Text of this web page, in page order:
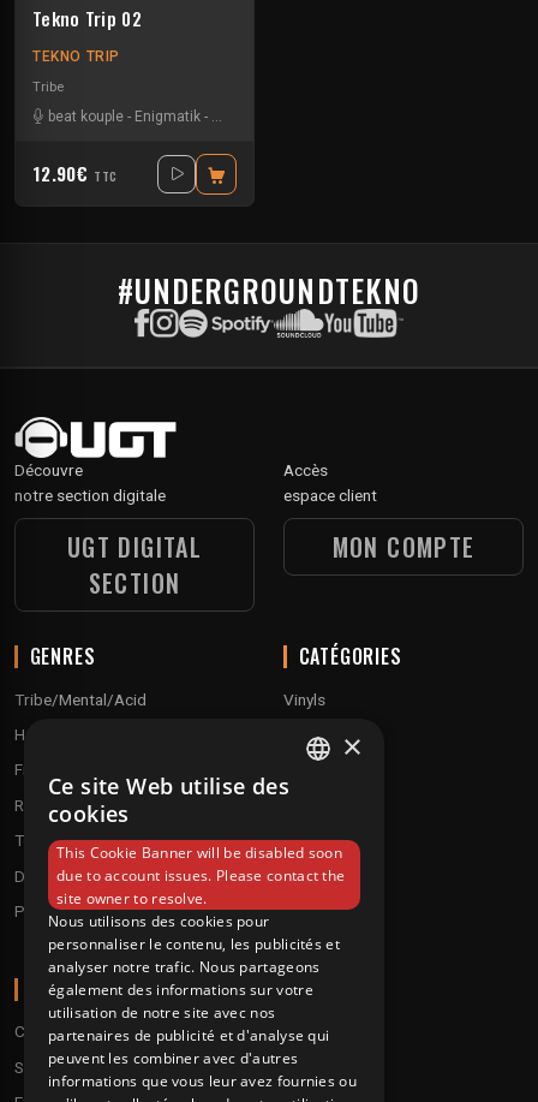
Tekno Trip 02
TEKNO TRIP
Tribe
beat kouple - Enigmatik - Gamm@
12.90€ TTC
#UNDERGROUNDTEKNO
Découvre
notre section digitale
UGT DIGITAL
SECTION
Accès
espace client
MON COMPTE
GENRES
Tribe/Mental/Acid
Hardtek / Hardfloor
Frenchcore/Hardcore
Raggatek/ Jungletek
Techno / Hard Techno / Electro
Drum'n'Bass/Raggajungle
Pre order
CATÉGORIES
Vinyls
Cd's
A PROPOS
Conditions
Service client
×
Ce site Web utilise des
cookies
This Cookie Banner will be disabled soon
due to account issues. Please contact the
site owner to resolve.
Nous utilisons des cookies pour
personnaliser le contenu, les publicités et
analyser notre trafic. Nous partageons
également des informations sur votre
utilisation de notre site avec nos
partenaires de publicité et d'analyse qui
peuvent les combiner avec d'autres
informations que vous leur avez fournies ou